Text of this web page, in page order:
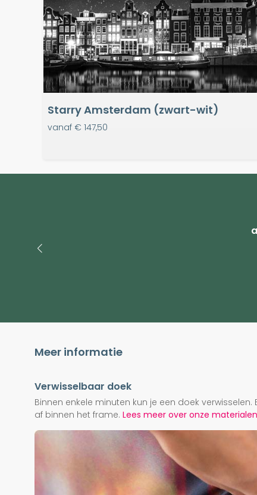
Starry Amsterdam (zwart-wit)
vanaf € 147,50
Meer informatie
Verwisselbaar doek
Binnen enkele minuten kun je een doek
af binnen het frame. Lees meer over onze